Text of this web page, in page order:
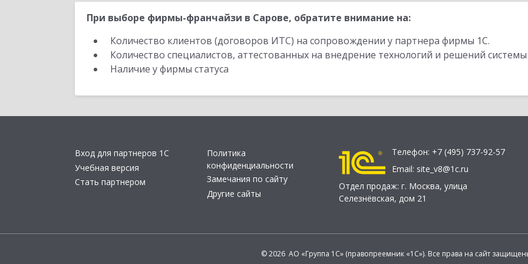
При выборе фирмы-франчайзи в Сарове, обратите внимание на:
Количество клиентов (договоров ИТС) на сопровождении у партнера фирмы 1С.
Количество специалистов, аттестованных на внедрение технологий и решений
Наличие у фирмы статуса
Вход для партнеров 1С
Учебная версия
Стать партнером
Политика
конфиденциальности
Замечания по сайту
Другие сайты
Телефон: +7 (495) 737-92-57
Email: site_v8@1c.ru
Отдел продаж: г. Москва, улица
Селезнёвская, дом 21
© 2026 АО «Группа 1С» (правопреемник «1С»). Все права на сайт